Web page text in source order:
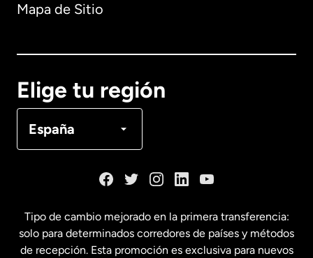
Mapa de Sitio
Elige tu región
España
Français
Estados Unidos English
Tipo de cambio mejorado en la primera transferencia:
solo para determinados corredores de países y métodos
de recepción. Esta promoción es exclusiva para nuevos